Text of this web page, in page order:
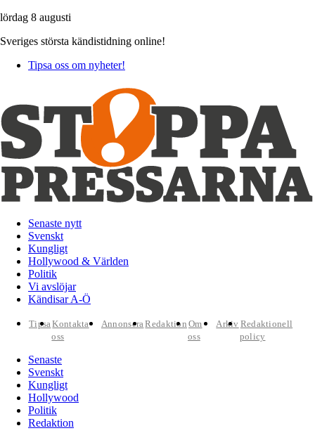
lördag 8 augusti
Sveriges största kändistidning online!
Tipsa oss om nyheter!
Senaste nytt
Svenskt
Kungligt
Hollywood & Världen
Politik
Vi avslöjar
Kändisar A-Ö
TipsaKontakta
oss
AnnonseraRedaktion Om
oss
Arkiv Redaktionell
policy
Senaste
Svenskt
Kungligt
Hollywood
Politik
Redaktion